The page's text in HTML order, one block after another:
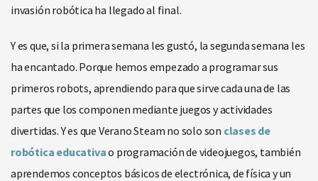
invasión robótica ha llegado al final.
Y es que, si la primera semana les gustó, la segunda semana les
ha encantado. Porque hemos empezado a programar sus
primeros robots, aprendiendo para que sirve cada una de las
partes que los componen mediante juegos y actividades
divertidas. Y es que Verano Steam no solo son clases de
robótica educativao programación de videojuegos, también
aprendemos conceptos básicos de electrónica, de física y un